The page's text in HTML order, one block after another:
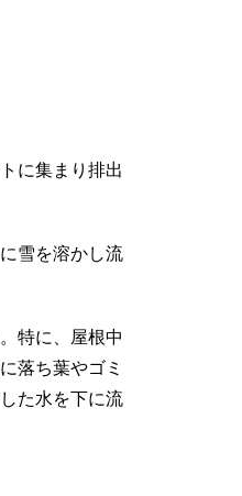
に集まり排出
雪を溶かし流
特に、屋根中
落ち葉やゴミ
た水を下に流